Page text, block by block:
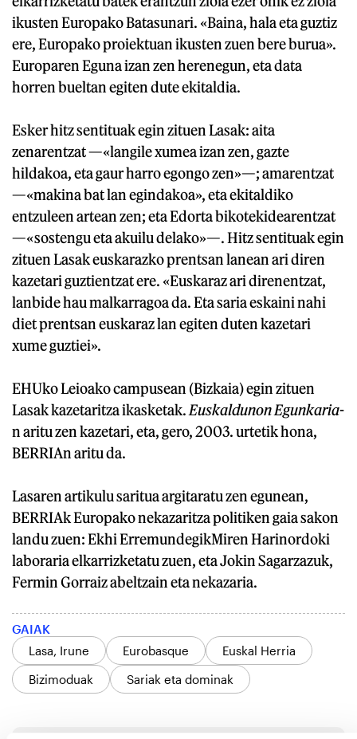
ikusten Europako Batasunari. «Baina, hala eta guztiz
ere, Europako proiektuan ikusten zuen bere burua».
Europaren Eguna izan zen herenegun, eta data
horren bueltan egiten dute ekitaldia.
Esker hitz sentituak egin zituen Lasak: aita
zenarentzat —«langile xumea izan zen, gazte
hildakoa, eta gaur harro egongo zen»—; amarentzat
—«makina bat lan egindakoa», eta ekitaldiko
entzuleen artean zen; eta Edorta bikotekidearentzat
—«sostengu eta akuilu delako»—. Hitz sentituak egin
zituen Lasak euskarazko prentsan lanean ari diren
kazetari guztientzat ere. «Euskaraz ari direnentzat,
lanbide hau malkarragoa da. Eta saria eskaini nahi
diet prentsan euskaraz lan egiten duten kazetari
xume guztiei».
EHUko Leioako campusean (Bizkaia) egin zituen
Lasak kazetaritza ikasketak. Euskaldunon Egunkaria-
n aritu zen kazetari, eta, gero, 2003. urtetik hona,
BERRIAn aritu da.
Lasaren artikulu saritua argitaratu zen egunean,
BERRIAk Europako nekazaritza politiken gaia sakon
landu zuen: Ekhi ErremundegikMiren Harinordoki
laboraria elkarrizketatu zuen, eta Jokin Sagarzazuk,
Fermin Gorraiz abeltzain eta nekazaria.
GAIAK
Lasa, Irune
Eurobasque
Euskal Herria
Bizimoduak
Sariak eta dominak